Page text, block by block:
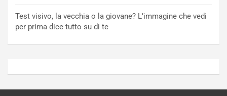
Test visivo, la vecchia o la giovane? L’immagine che vedi
per prima dice tutto su di te